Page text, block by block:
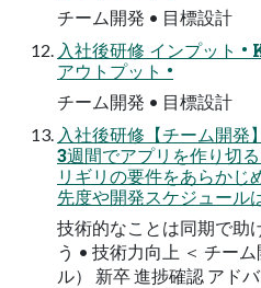
チーム開発 • 目標設計
入社後研修 インプット •
アウトプット •
チーム開発 • 目標設計
入社後研修【チーム開発
3週間でアプリを作り切
リギリの要件をあらかじ
先度や開発スケジュール
技術的なことは同期で助
う • 技術力向上 ＜ チー
ル） 新卒 進捗確認 アド